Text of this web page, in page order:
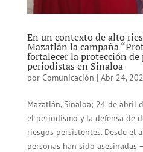
En un contexto de alto
Mazatlán la campaña
fortalecer la protección de
periodistas en Sinaloa
por Comunicación | Abr 24,
Mazatlán, Sinaloa; 24 de abril
el periodismo y la defensa de
riesgos persistentes. Desde el
personas han sido asesinadas